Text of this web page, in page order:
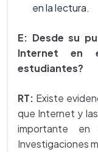
en la lectura.
E: Desde su
Internet en
estudiantes?
RT: Existe
que Internet y
importante en
Investigaciones